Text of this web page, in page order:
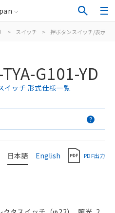
> スイッチ > 押ボタンスイッチ/表示灯
G101-YD
イッチ 形式仕様一覧
日本語 English PDF出力